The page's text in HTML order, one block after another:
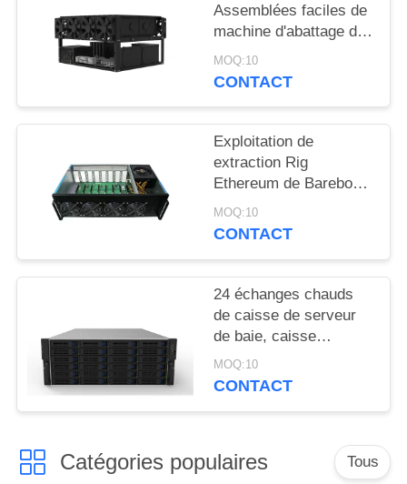
Assemblées faciles de
machine d'abattage de
pièce de monnaie de
Rig Frame Open Air
MOQ:10
CONTACT
Exploitation de
extraction Rig
Ethereum de Barebone
Bitcoin de serveur du
serveur 8GPU de carte
MOQ:10
CONTACT
24 échanges chauds
de caisse de serveur
de baie, caisse
Rackmount du serveur
4U avec 24 Baies
MOQ:10
CONTACT
Catégories populaires Tous